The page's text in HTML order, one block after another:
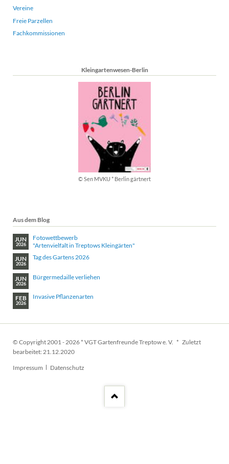
Vereine
Freie Parzellen
Fachkommissionen
Kleingartenwesen-Berlin
© Sen MVKU * Berlin gärtnert
Aus dem Blog
JUN
2026
Fotowettbewerb
"Artenvielfalt in Treptows Kleingärten"
JUN
2026
Tag des Gartens 2026
JUN
2026
Bürgermedaille verliehen
FEB
2026
Invasive Pflanzenarten
© Copyright 2001 - 2026 * VGT Gartenfreunde Treptow e. V. * Zuletzt
bearbeitet: 21.12.2020
Navigation
Impressum Datenschutz